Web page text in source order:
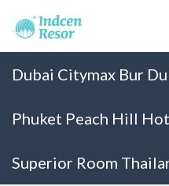
Dubai Citymax Bur
Phuket Peach Hill
Superior Room